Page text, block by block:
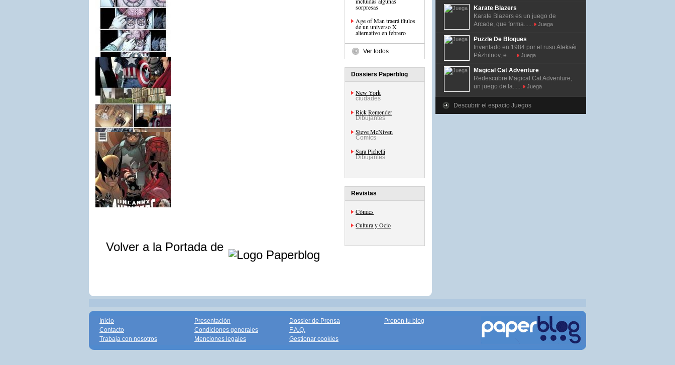
Volver a la Portada de
sorpresas
Age of Man traerá títulos
de un universo X
alternativo en febrero
Ver todos
Dossiers Paperblog
New York
ciudades
Rick Remender
Dibujantes
Steve McNiven
Comics
Sara Pichelli
Dibujantes
Revistas
Cómics
Cultura y Ocio
Karate Blazers
Karate Blazers es un juego de
Arcade, que forma......
Juega
Puzzle De Bloques
Inventado en 1984 por el ruso Alekséi
Pázhitnov, e......
Juega
Magical Cat Adventure
Redescubre Magical Cat Adventure,
un juego de la......
Juega
Descubrir el espacio Juegos
Inicio
Contacto
Trabaja con nosotros
Presentación
Condiciones generales
Menciones legales
Dossier de Prensa
F.A.Q.
Gestionar cookies
Propón tu blog